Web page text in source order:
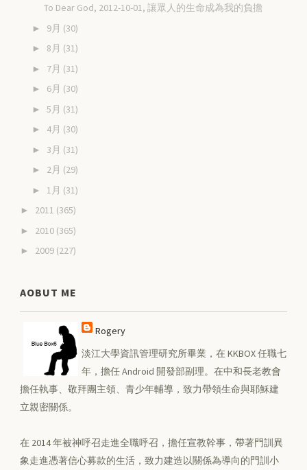
To Dear God, 2012-10-01, 讓眾人的生命成為我的負擔
► 9月 (30)
► 8月 (31)
► 7月 (31)
► 6月 (30)
► 5月 (31)
► 4月 (30)
► 3月 (31)
► 2月 (29)
► 1月 (31)
► 2011 (365)
► 2010 (365)
► 2009 (227)
AOBUT ME
Rogery
淡江大學資訊管理研究所畢業，在 KKBOX 任職七
年，擔任 Android 開發部副理。在中和長老教會
擔任執事、敬拜團主領、青少年輔導，致力帶領生命與耶穌建
立親密關係。
在 2014 年被神呼召走進全職呼召，擔任宣教幹事，帶著門訓異
象走進憑著信心募款的生活，致力建造以關係為導向的門訓小